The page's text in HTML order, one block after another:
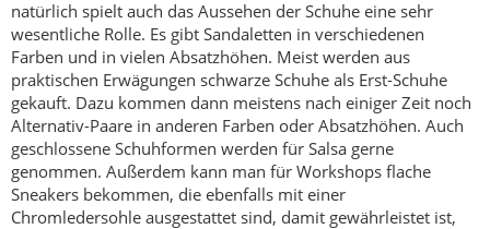
natürlich spielt auch das Aussehen der Schuhe eine sehr
wesentliche Rolle. Es gibt Sandaletten in verschiedenen
Farben und in vielen Absatzhöhen. Meist werden aus
praktischen Erwägungen schwarze Schuhe als Erst-Schuhe
gekauft. Dazu kommen dann meistens nach einiger Zeit noch
Alternativ-Paare in anderen Farben oder Absatzhöhen. Auch
geschlossene Schuhformen werden für Salsa gerne
genommen. Außerdem kann man für Workshops flache
Sneakers bekommen, die ebenfalls mit einer
Chromledersohle ausgestattet sind, damit gewährleistet ist,